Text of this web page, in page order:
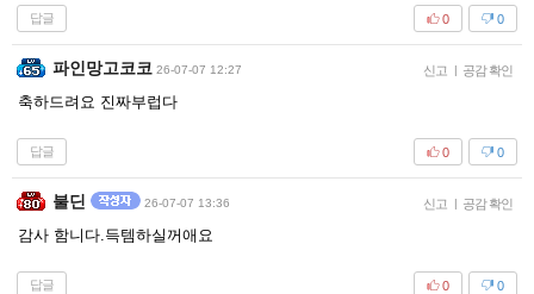
답글 0
0
파인망고코코 26-07-07 12:27 신고 | 공감 확인
축하드려요 진짜부럽다
답글 0
0
불딘 26-07-07 13:36 신고 | 공감 확인
감사 함니다.득템하실꺼애요
답글 0
0